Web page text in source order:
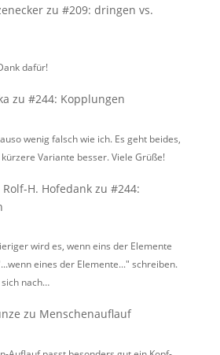
zu#209: dringen vs.
dafür!
zu#244: Kopplungen
wenig falsch wie ich. Es geht beides,
Variante besser. Viele Grüße!
H. Hofedank zu#244:
wird es, wenn eins der Elemente
eines der Elemente..." schreiben.
nach…
zu Menschenauflauf